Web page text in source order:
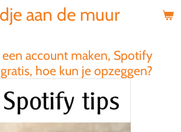
aan de muur
account maken, Spotify
hoe kun je opzeggen?